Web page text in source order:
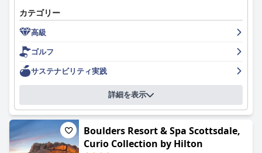
カテゴリー
高級
ゴルフ
サステナビリティ実践
詳細を表示
Boulders Resort & Spa Scottsdale,
Curio Collection by Hilton